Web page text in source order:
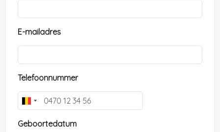
E-mailadres
Telefoonnummer
B
l
Geboortedatum